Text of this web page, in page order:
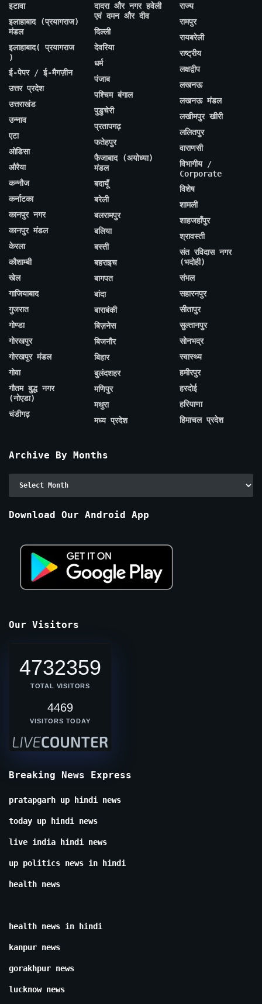
इटावा
इलाहाबाद (प्रयागराज)
मंडल
इलाहाबाद( प्रयागराज
)
ई-पेपर / ई-मैगज़ीन
उत्तर प्रदेश
उत्तराखंड
उन्नाव
एटा
ओडिसा
औरैया
कन्नौज
कर्नाटका
कानपुर नगर
कानपुर मंडल
केरला
कौशाम्बी
खेल
गाजियाबाद
गुजरात
गोण्डा
गोरखपुर
गोरखपुर मंडल
गोवा
गौतम बुद्ध नगर
(नोएडा)
चंडीगढ़
दादरा और नगर हवेली
एवं दमन और दीव
दिल्ली
देवरिया
धर्म
पंजाब
पश्चिम बंगाल
पुडुचेरी
प्रतापगढ़
फतेहपुर
फैजाबाद (अयोध्या)
मंडल
बदायूँ
बरेली
बलरामपुर
बलिया
बस्ती
बहराइच
बागपत
बांदा
बाराबंकी
बिज़नेस
बिजनौर
बिहार
बुलंदशहर
मणिपुर
मथुरा
मध्य प्रदेश
राज्य
रामपुर
रायबरेली
राष्ट्रीय
लक्षद्वीप
लखनऊ
लखनऊ मंडल
लखीमपुर खीरी
ललितपुर
वाराणसी
विभागीय /
Corporate
विशेष
शामली
शाहजहाँपुर
श्रावस्ती
संत रविदास नगर
(भदोही)
संभल
सहारनपुर
सीतापुर
सुल्तानपुर
सोनभद्र
स्वास्थ्य
हमीरपुर
हरदोई
हरियाणा
हिमाचल प्रदेश
Archive By Months
Download Our Android App
Our Visitors
4732359
TOTAL VISITORS
4469
VISITORS TODAY
Breaking News Express
pratapgarh up hindi news
today up hindi news
live india hindi news
up politics news in hindi
health news
health news in hindi
kanpur news
gorakhpur news
lucknow news